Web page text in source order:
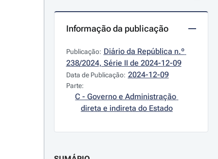
Informação da publicação
Publicação: Diário da República n.º
238/2024, Série II de 2024-12-09
Data de Publicação: 2024-12-09
Parte:
C - Governo e Administração
direta e indireta do Estado